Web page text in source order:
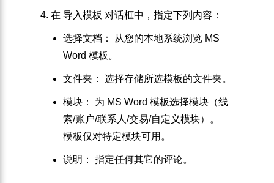
在 导入模板 对话框中，指定下列内容：
选择文档 ： 从您的本地系统浏览 MS
Word 模板。
文件夹 ： 选择存储所选模板的文件夹。
模块： 为 MS Word 模板选择模块（线
索/账户/联系人/交易/自定义模块）。
模板仅对特定模块可用。
说明 ： 指定任何其它的评论。